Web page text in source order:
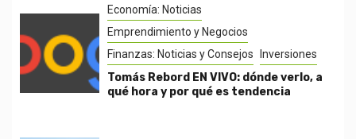
Economía: Noticias
Emprendimiento y Negocios
Finanzas: Noticias y Consejos
Inversiones
Tomás Rebord EN VIVO: dónde verlo, a
qué hora y por qué es tendencia